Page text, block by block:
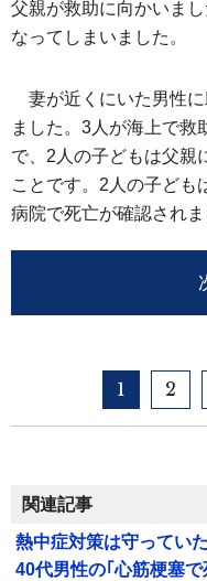
父親が救助に向かいま
なってしまいました。
妻が近くにいた男性
ました。3人が海上で救
で、2人の子どもは父親
ことです。2人の子ども
病院で死亡が確認されま
1 2
関連記事
熱中症対策は守ってい
40代男性の｢心筋梗塞